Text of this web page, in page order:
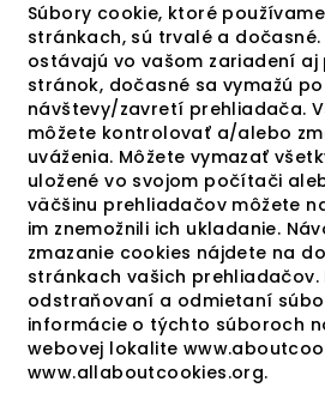
Súbory cookie, ktoré
stránkach, sú trvalé a
ostávajú vo vašom zariadení
stránok, dočasné sa vymažú
návštevy/zavretí prehliadača.
môžete kontrolovať a/alebo
uváženia. Môžete vymazať
uložené vo svojom počítači
väčšinu prehliadačov môžete
im znemožnili ich ukladanie.
zmazanie cookies nájdete na
stránkach vašich prehliadačov.
odstraňovaní a odmietaní
informácie o týchto súboroch
webovej lokalite
www.allaboutcookies.org.